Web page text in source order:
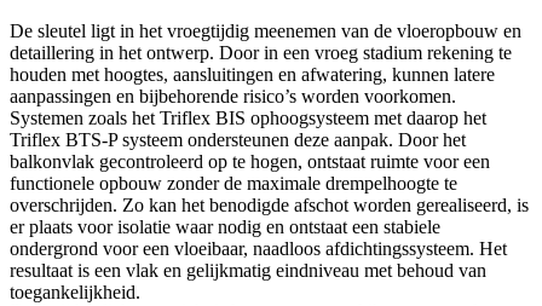
De sleutel ligt in het vroegtijdig meenemen van de vloeropbouw en
detaillering in het ontwerp. Door in een vroeg stadium rekening te
houden met hoogtes, aansluitingen en afwatering, kunnen latere
aanpassingen en bijbehorende risico’s worden voorkomen.
Systemen zoals het Triflex BIS ophoogsysteem met daarop het
Triflex BTS-P systeem ondersteunen deze aanpak. Door het
balkonvlak gecontroleerd op te hogen, ontstaat ruimte voor een
functionele opbouw zonder de maximale drempelhoogte te
overschrijden. Zo kan het benodigde afschot worden gerealiseerd, is
er plaats voor isolatie waar nodig en ontstaat een stabiele
ondergrond voor een vloeibaar, naadloos afdichtingssysteem. Het
resultaat is een vlak en gelijkmatig eindniveau met behoud van
toegankelijkheid.